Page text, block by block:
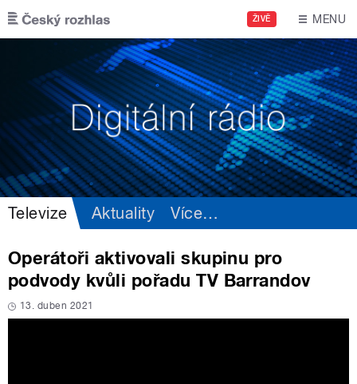
Přejít k hlavnímu obsahu
ŽIVĚ MENU
Televize Aktuality Více…
Operátoři aktivovali skupinu pro
podvody kvůli pořadu TV Barrandov
13. duben 2021